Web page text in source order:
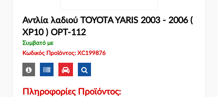
Αντλία λαδιού TOYOTA YARIS 2003 - 2006 (
XP10 ) OPT-112
Συμβατό με
Κωδικός Προϊόντος: XC199876
Πληροφορίες Προϊόντος: